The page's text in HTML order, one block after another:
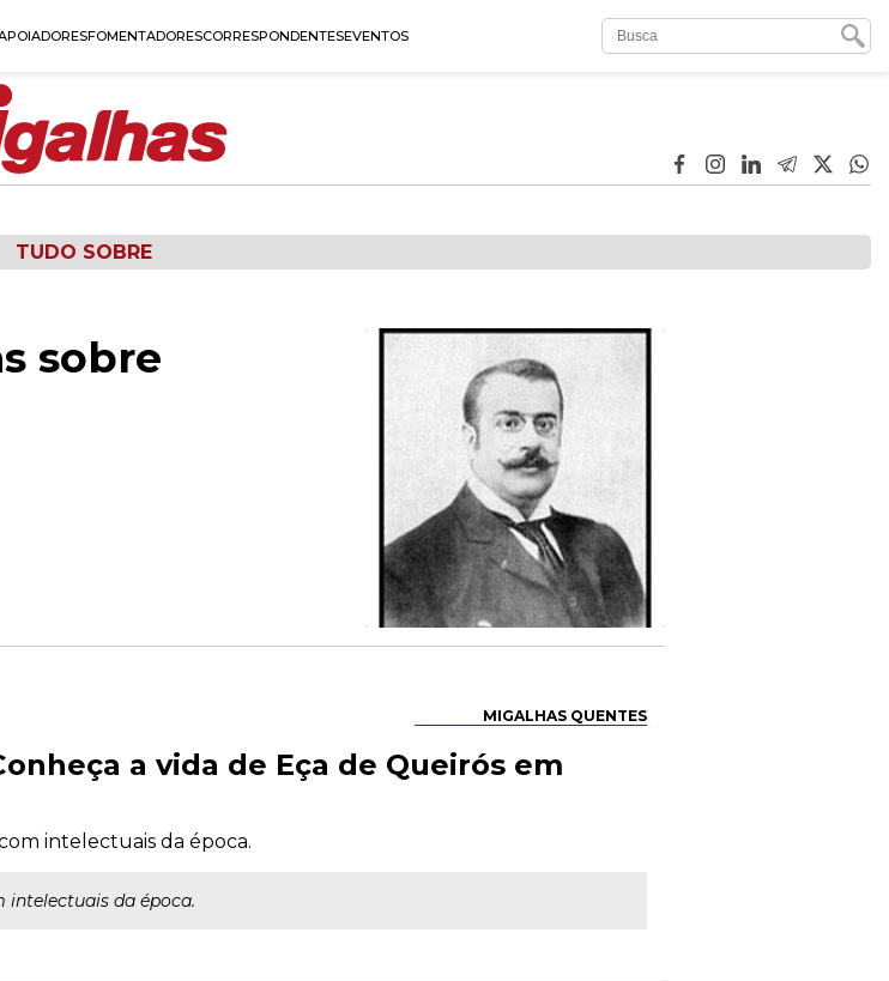
FOMENTADORESCORRESPONDENTESEVENTOS
TUDO SOBRE
sobre
MIGALHAS QUENTES
a vida de Eça de Queirós em
intelectuais da época.
intelectuais da época.